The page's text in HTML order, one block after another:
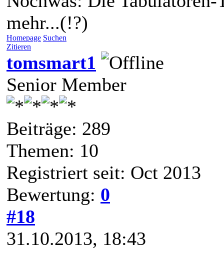
mehr...(!?)
Homepage Suchen
Zitieren
tomsmart1
Senior Member
Beiträge: 289
Themen: 10
Registriert seit: Oct 2013
Bewertung: 0
#18
31.10.2013, 18:43